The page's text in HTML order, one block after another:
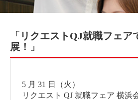
「リクエストQJ就職フェア
展！」
5 月 31 日（火）
リクエスト QJ 就職フェア 横浜